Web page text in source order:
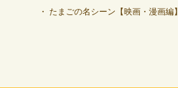
たまごの名シーン【映画・漫画編】